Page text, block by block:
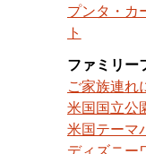
プンタ・カ
ト
ファミリー
ご家族連れ
米国国立公
米国テーマ
ディズニー